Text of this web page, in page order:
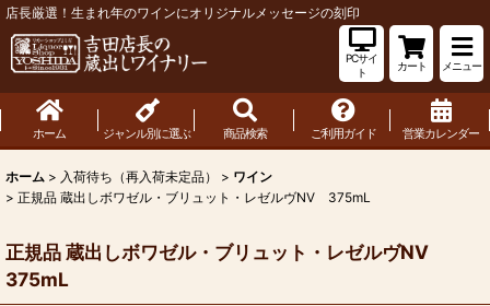
店長厳選！生まれ年のワインにオリジナルメッセージの刻印
PCサイ
ト
カート メニュー
ホーム ジャンル別に選ぶ 商品検索 ご利用ガイド 営業カレンダー
ホーム > 入荷待ち（再入荷未定品） > ワイン
> 正規品 蔵出しボワゼル・ブリュット・レゼルヴNV 375mL
正規品 蔵出しボワゼル・ブリュット・レゼルヴNV
375mL